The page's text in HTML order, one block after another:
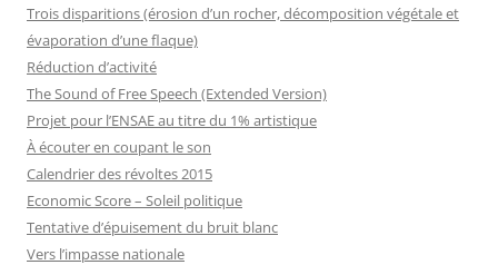
Trois disparitions (érosion d’un rocher, décomposition végétale et
évaporation d’une flaque)
Réduction d’activité
The Sound of Free Speech (Extended Version)
Projet pour l’ENSAE au titre du 1% artistique
À écouter en coupant le son
Calendrier des révoltes 2015
Economic Score – Soleil politique
Tentative d’épuisement du bruit blanc
Vers l’impasse nationale